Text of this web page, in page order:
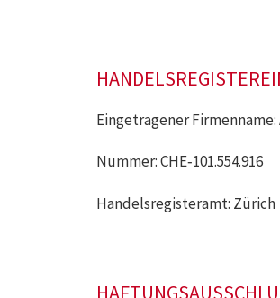
Eingetragener
Nummer: CHE‑101.554.916
Handelsregisteramt: Zürich